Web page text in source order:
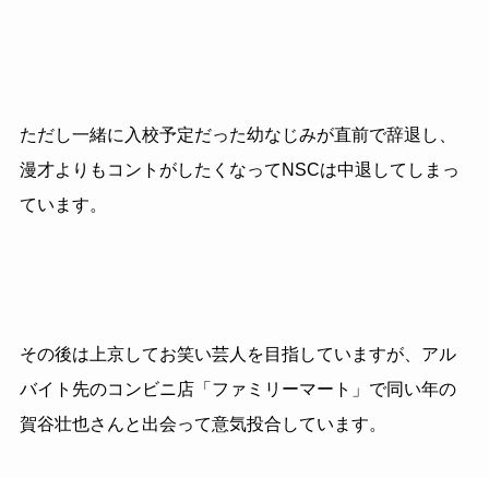
ただし一緒に入校予定だった幼なじみが直前で辞退し、
漫才よりもコントがしたくなって NSCは中退してしまっ
ています。
その後は上京してお笑い芸人を目指していますが、アル
バイト先のコンビニ店「ファミリーマート」で同い年の
賀谷壮也さんと出会って意気投合しています。